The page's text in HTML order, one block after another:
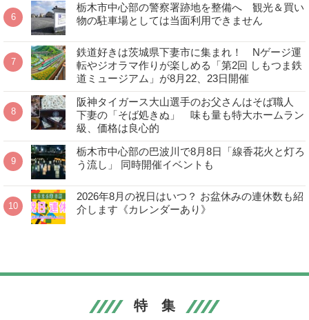
栃木市中心部の警察署跡地を整備へ 観光＆買い
物の駐車場としては当面利用できません
鉄道好きは茨城県下妻市に集まれ！ Nゲージ運
転やジオラマ作りが楽しめる「第2回 しもつま鉄
道ミュージアム」が8月22、23日開催
阪神タイガース大山選手のお父さんはそば職人
下妻の「そば処きぬ」 味も量も特大ホームラン
級、価格は良心的
栃木市中心部の巴波川で8月8日「線香花火と灯ろ
う流し」 同時開催イベントも
2026年8月の祝日はいつ？ お盆休みの連休数も紹
介します《カレンダーあり》
特 集